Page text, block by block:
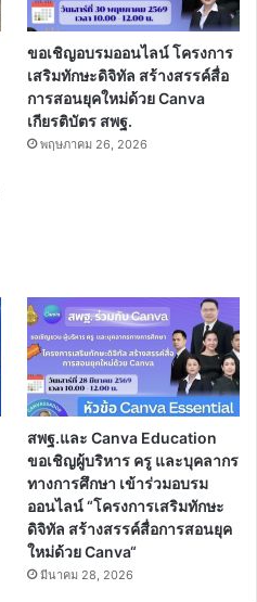
ขอเชิญอบรมออนไลน์ โครงการ
เสริมทักษะดิจิทัล สร้างสรรค์สื่อ
การสอนยุคใหม่ด้วย Canva
เกียรติบัตร สพฐ.
พฤษภาคม 26, 2026
สพฐ.และ Canva Education
ขอเชิญผู้บริหาร ครู และบุคลากร
ทางการศึกษา เข้าร่วมอบรม
ออนไลน์ “โครงการเสริมทักษะ
ดิจิทัล สร้างสรรค์สื่อการสอนยุค
ใหม่ด้วย Canva“
มีนาคม 28, 2026